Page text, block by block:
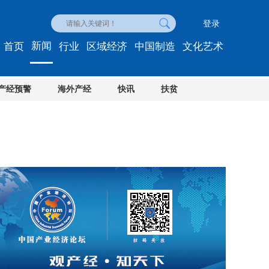
登录
首页 新闻
经预警 海外产经 快讯 扶贫
行业 区域经济 中国制造 文化艺术